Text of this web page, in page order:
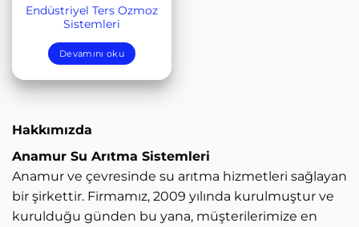
Endüstriyel Ters Ozmoz
Sistemleri
Devamını oku
Hakkımızda
Anamur Su Arıtma Sistemleri
Anamur ve çevresinde su arıtma hizmetleri sağlayan
bir şirkettir. Firmamız, 2009 yılında kurulmuştur ve
kurulduğu günden bu yana, müşterilerimize en